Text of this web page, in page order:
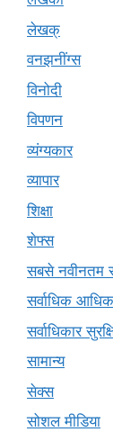
लेखक्
वनझनींग्स
विनोदी
विपणन
व्यंग्यकार
व्यापार
शिक्षा
शेफ्स
सबसे नवीनतम
सर्वाधिक
सर्वाधिकार
सामान्य
सेक्स
सोशल मीडिया